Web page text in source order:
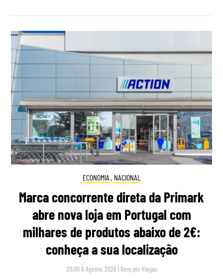
ECONOMIA , NACIONAL
Marca concorrente direta da Primark
abre nova loja em Portugal com
milhares de produtos abaixo de 2€:
conheça a sua localização
20:00 6 Agosto, 2026 | Gonçalo Viegas